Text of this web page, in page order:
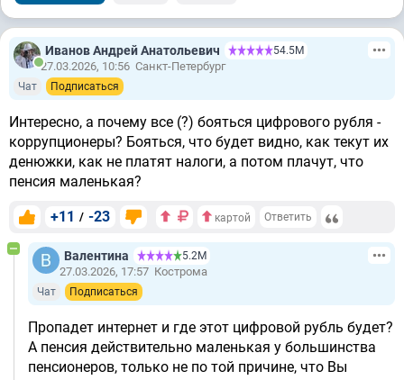
Иванов Андрей Анатольевич 54.5М
27.03.2026, 10:56 Санкт-Петербург
Чат Подписаться
Интересно, а почему все (?) бояться цифрового рубля -
коррупционеры? Бояться, что будет видно, как текут их
денюжки, как не платят налоги, а потом плачут, что
пенсия маленькая?
+11 / -23 картой Ответить
Валентина 5.2М
27.03.2026, 17:57 Кострома
Чат Подписаться
Пропадет интернет и где этот цифровой рубль будет?
А пенсия действительно маленькая у большинства
пенсионеров, только не по той причине, что Вы